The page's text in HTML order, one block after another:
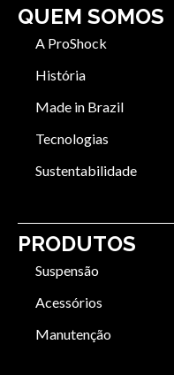
QUEM SOMOS
A ProShock
História
Made in Brazil
Tecnologias
Sustentabilidade
PRODUTOS
Suspensão
Acessórios
Manutenção